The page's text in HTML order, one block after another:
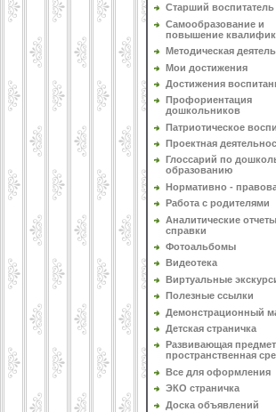
Старший воспитатель
Самообразование и
повышение
Методическая
Мои достижения
Достижения
Профориентация
дошкольников
Патриотическое
Проектная
Глоссарий по
образованию
Нормативно -
Работа с родителями
Аналитические
справки
Фотоальбомы
Видеотека
Виртуальные
Полезные ссылки
Демонстрационный
Детская страничка
Развивающая
пространственная
Все для оформления
ЭКО страничка
Доска объявлений